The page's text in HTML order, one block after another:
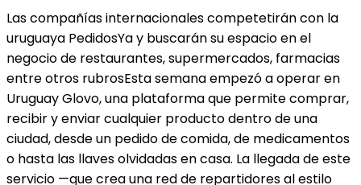
Las compañías internacionales competetirán con la
uruguaya PedidosYa y buscarán su espacio en el
negocio de restaurantes, supermercados, farmacias
entre otros rubrosEsta semana empezó a operar en
Uruguay Glovo, una plataforma que permite comprar,
recibir y enviar cualquier producto dentro de una
ciudad, desde un pedido de comida, de medicamentos
o hasta las llaves olvidadas en casa. La llegada de este
servicio —que crea una red de repartidores al estilo